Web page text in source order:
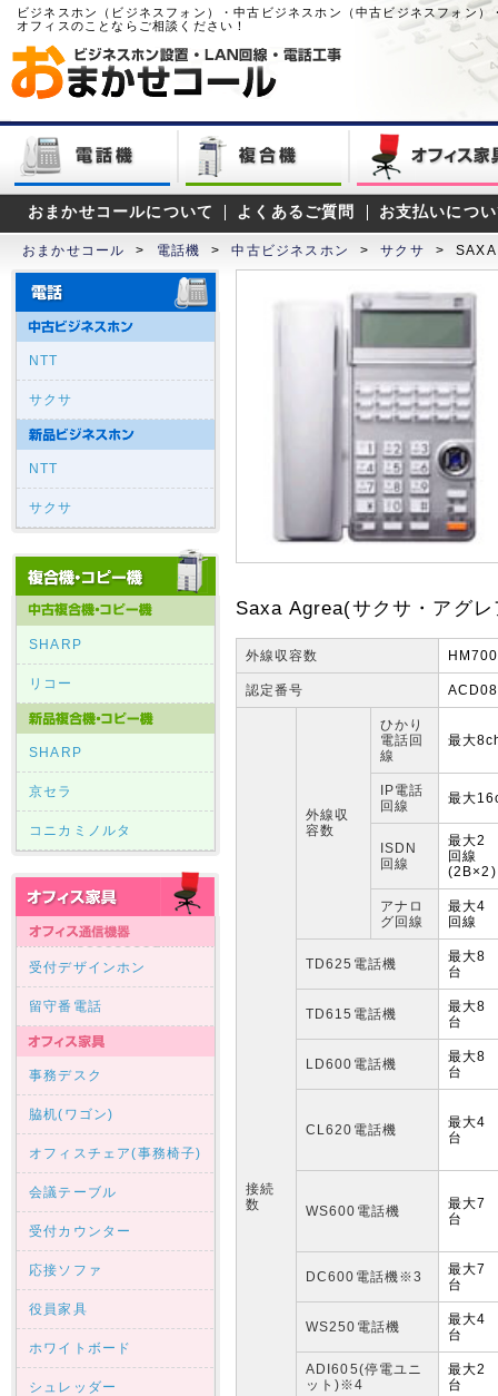
ビジネスホン（ビジネスフォン）・中古ビジネスホン（中古ビジネスフォン
オフィスのことならご相談ください！
おまかせコールについて よくあるご質問 お支払いにつ
おまかせコール > 電話機 > 中古ビジネスホン > サクサ >
NTT
サクサ
NTT
サクサ
SHARP
リコー
SHARP
京セラ
コニカミノルタ
受付デザインホン
留守番電話
事務デスク
脇机(ワゴン)
オフィスチェア(事務椅子)
会議テーブル
受付カウンター
応接ソファ
役員家具
ホワイトボード
シュレッダー
Saxa Agrea(サクサ・アグ
外線収容数
認定番号
接続
数
外線収
容数
ひかり
電話回
線
最大
IP電話
回線
最大
ISDN
回線
最大2
回線
(2B×2)
アナロ
グ回線
最大4
回線
TD625電話機
最大8
台
TD615電話機
最大8
台
LD600電話機
最大8
台
CL620電話機
最大4
台
WS600電話機
最大7
台
DC600電話機※3
最大7
台
WS250電話機
最大4
台
ADI605(停電ユニ
ット)※4
最大2
台